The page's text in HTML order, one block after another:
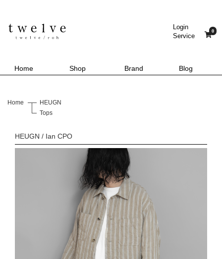
Login
Service
0
Home Shop Brand Blog
Home
HEUGN
Tops
HEUGN / Ian CPO